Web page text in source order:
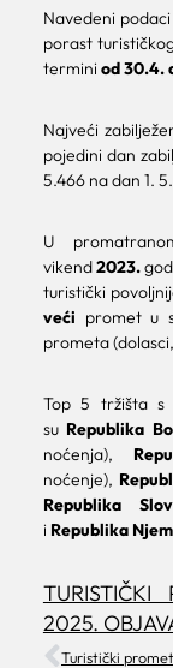
Navedeni
porast
termini od 30.4.
Najveći
pojedini dan
5.466 na dan 1.
U
vikend2023.
turistički
veći promet u
prometa
Top 5 tržišta s
su Republika
noćenja),
noćenje),
Republika
i Republika
TURISTIČKI
2025.